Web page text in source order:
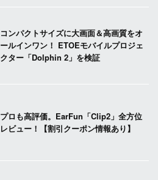
コンパクトサイズに大画面＆高画質をオ
ールインワン！ ETOEモバイルプロジェ
クター「Dolphin 2」を検証
プロも高評価。EarFun「Clip2」全方位
レビュー！【割引クーポン情報あり】